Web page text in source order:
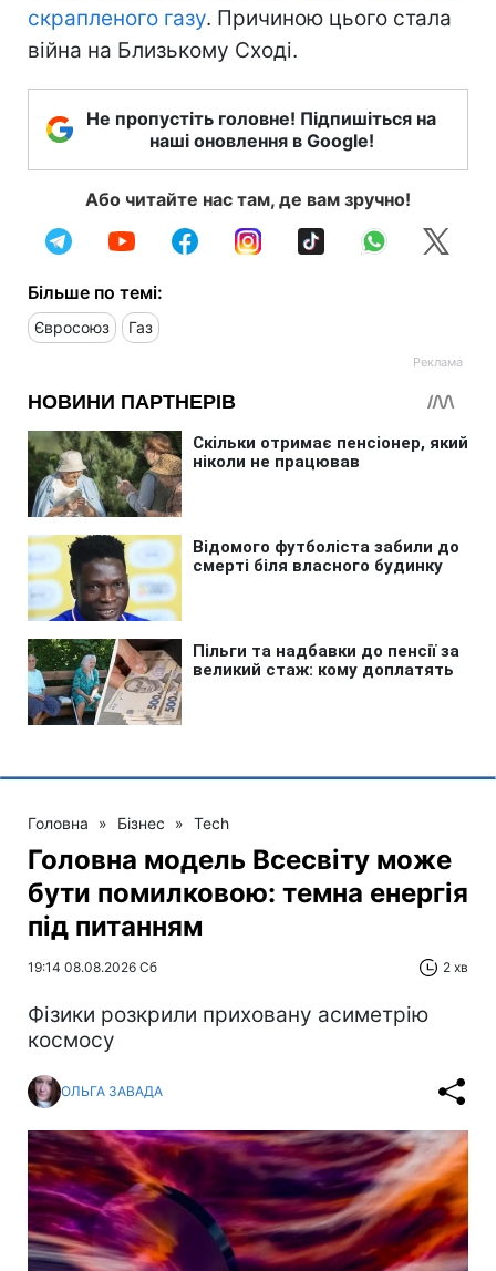
скрапленого газу. Причиною цього стала
війна на Близькому Сході.
Не пропустіть головне! Підпишіться на
наші оновлення в Google!
Або читайте нас там, де вам зручно!
Більше по темі:
Євросоюз Газ
Головна » Бізнес » Tech
Головна модель Всесвіту може
бути помилковою: темна енергія
під питанням
19:14 08.08.2026 Сб 2 хв
Фізики розкрили приховану асиметрію
космосу
ОЛЬГА ЗАВАДА